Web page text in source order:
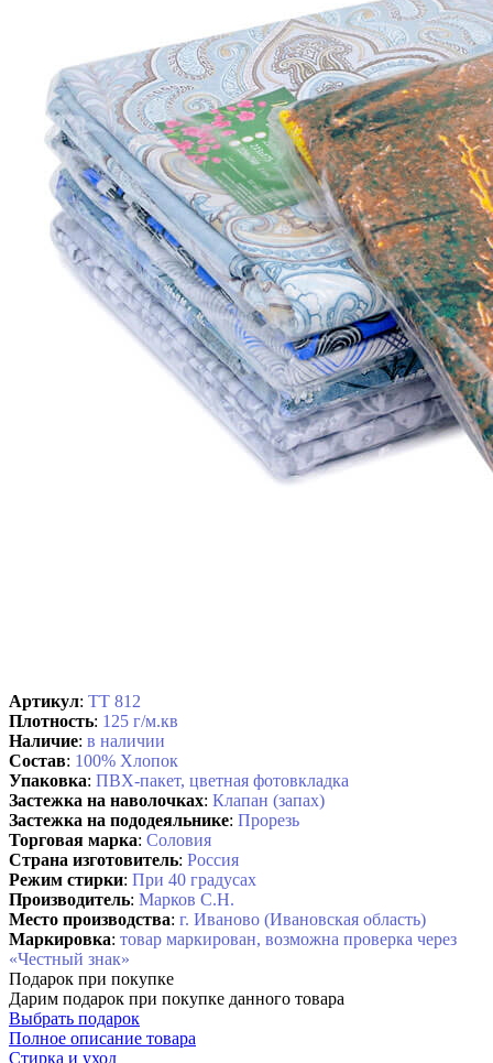
Артикул: ТТ 812
Плотность: 125 г/м.кв
Наличие: в наличии
Состав: 100% Хлопок
Упаковка: ПВХ-пакет, цветная фотовкладка
Застежка на наволочках: Клапан (запах)
Застежка на пододеяльнике: Прорезь
Торговая марка: Соловия
Страна изготовитель: Россия
Режим стирки: При 40 градусах
Производитель: Марков С.Н.
Место производства: г. Иваново (Ивановская область)
Маркировка: товар маркирован, возможна проверка через
«Честный знак»
Подарок при покупке
Дарим подарок при покупке данного товара
Выбрать подарок
Полное описание товара
Стирка и уход